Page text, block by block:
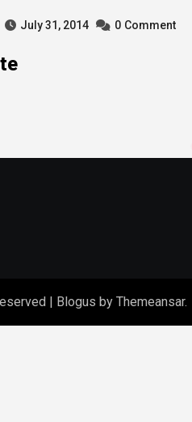
July 31, 2014 0 Comment
| Blogus by Themeansar.